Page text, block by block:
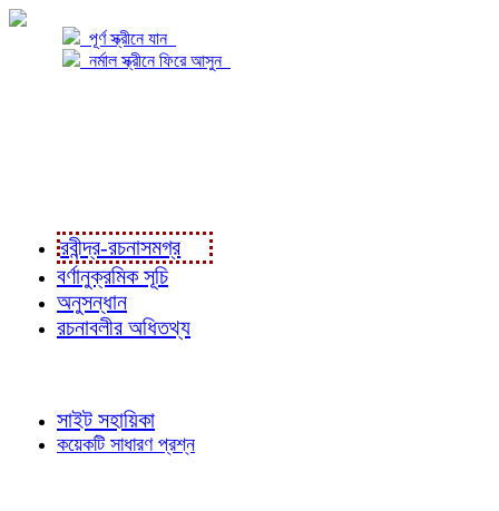
পূর্ণ স্ক্রীনে যান
নর্মাল স্ক্রীনে ফিরে আসুন
রবীন্দ্র-রচনাসমগ্র
বর্ণানুক্রমিক সূচি
অনুসন্ধান
রচনাবলীর অধিতথ্য
সাইট সহায়িকা
কয়েকটি সাধারণ প্রশ্ন